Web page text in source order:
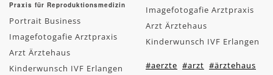
Praxis für Reproduktionsmedizin
Portrait Business
Imagefotogafie Arztpraxis
Arzt Ärztehaus
Kinderwunsch IVF Erlangen
Imagefotogafie Arztpraxis
Arzt Ärztehaus
Kinderwunsch IVF Erlangen
#aerzte #arzt #ärztehaus